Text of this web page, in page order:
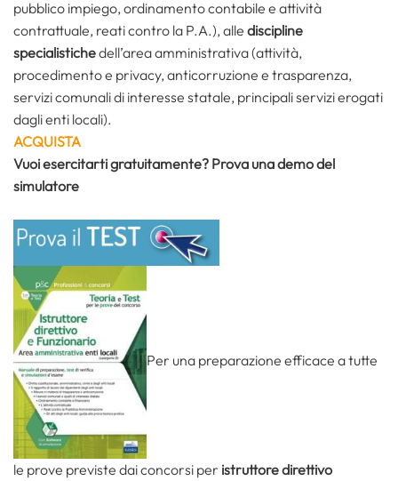
pubblico impiego, ordinamento contabile e attività
contrattuale, reati contro la P.A.), alle discipline
specialistichedell’area amministrativa (attività,
procedimento e privacy, anticorruzione e trasparenza,
servizi comunali di interesse statale, principali servizi erogati
dagli enti locali).
ACQUISTA
Vuoi esercitarti gratuitamente? Prova una demo del
simulatore
Per una preparazione efficace a tutte
le prove previste dai concorsi per istruttore direttivo